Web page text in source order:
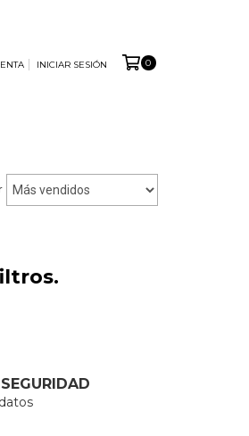
INICIAR SESIÓN 0